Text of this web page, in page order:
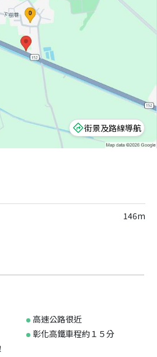
高速公路很近
彰化高鐵車程約１５分
街景及路線導航
146m